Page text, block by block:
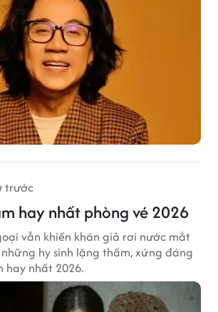
trước
hay nhất phòng vé 2026
vẫn khiến khán giả rơi nước mắt
hy sinh lặng thầm, xứng đáng
hay nhất 2026.